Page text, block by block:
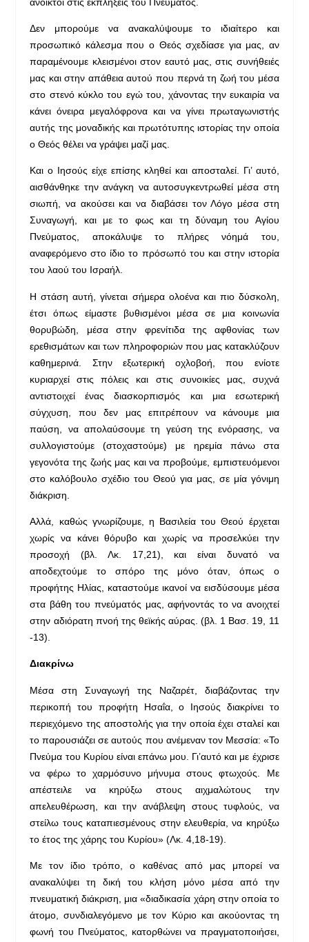
Δεν μπορούμε να ανακαλύψουμε το ιδιαίτερο και
προσωπικό κάλεσμα που ο Θεός σχεδίασε για μας, αν
παραμένουμε κλεισμένοι στον εαυτό μας, στις συνήθειές
μας και στην απάθεια αυτού που περνά τη ζωή του μέσα
στο στενό κύκλο του εγώ του, χάνοντας την ευκαιρία να
κάνει όνειρα μεγαλόφρονα και να γίνει πρωταγωνιστής
αυτής της μοναδικής και πρωτότυπης ιστορίας την οποία
ο Θεός θέλει να γράψει μαζί μας.
Και ο Ιησούς είχε επίσης κληθεί και αποσταλεί. Γι’ αυτό,
αισθάνθηκε την ανάγκη να αυτοσυγκεντρωθεί μέσα στη
σιωπή, να ακούσει και να διαβάσει τον Λόγο μέσα στη
Συναγωγή, και με το φως και τη δύναμη του Αγίου
Πνεύματος, αποκάλυψε το πλήρες νόημά του,
αναφερόμενο στο ίδιο το πρόσωπό του και στην ιστορία
του λαού του Ισραήλ.
Η στάση αυτή, γίνεται σήμερα ολοένα και πιο δύσκολη,
έτσι όπως είμαστε βυθισμένοι μέσα σε μια κοινωνία
θορυβώδη, μέσα στην φρενίτιδα της αφθονίας των
ερεθισμάτων και των πληροφοριών που μας κατακλύζουν
καθημερινά. Στην εξωτερική οχλοβοή, που ενίοτε
κυριαρχεί στις πόλεις και στις συνοικίες μας, συχνά
αντιστοιχεί ένας διασκορπισμός και μια εσωτερική
σύγχυση, που δεν μας επιτρέπουν να κάνουμε μια
παύση, να απολαύσουμε τη γεύση της ενόρασης, να
συλλογιστούμε (στοχαστούμε) με ηρεμία πάνω στα
γεγονότα της ζωής μας και να προβούμε, εμπιστευόμενοι
στο καλόβουλο σχέδιο του Θεού για μας, σε μία γόνιμη
διάκριση.
Αλλά, καθώς γνωρίζουμε, η Βασιλεία του Θεού έρχεται
χωρίς να κάνει θόρυβο και χωρίς να προσελκύει την
προσοχή (βλ. Λκ. 17,21), και είναι δυνατό να
αποδεχτούμε το σπόρο της μόνο όταν, όπως ο
προφήτης Ηλίας, καταστούμε ικανοί να εισδύσουμε μέσα
στα βάθη του πνεύματός μας, αφήνοντάς το να ανοιχτεί
στην αδιόρατη πνοή της θεϊκής αύρας. (βλ. 1 Βασ. 19, 11
-13).
Διακρίνω
Μέσα στη Συναγωγή της Ναζαρέτ, διαβάζοντας την
περικοπή του προφήτη Ησαΐα, ο Ιησούς διακρίνει το
περιεχόμενο της αποστολής για την οποία έχει σταλεί και
το παρουσιάζει σε αυτούς που ανέμεναν τον Μεσσία: «Το
Πνεύμα του Κυρίου είναι επάνω μου. Γι’αυτό και με έχρισε
να φέρω το χαρμόσυνο μήνυμα στους φτωχούς. Με
απέστειλε να κηρύξω στους αιχμαλώτους την
απελευθέρωση, και την ανάβλεψη στους τυφλούς, να
στείλω τους καταπιεσμένους στην ελευθερία, να κηρύξω
το έτος της χάρης του Κυρίου» (Λκ. 4,18-19).
Με τον ίδιο τρόπο, ο καθένας από μας μπορεί να
ανακαλύψει τη δική του κλήση μόνο μέσα από την
πνευματική διάκριση, μια «διαδικασία χάρη στην οποία το
άτομο, συνδιαλεγόμενο με τον Κύριο και ακούοντας τη
φωνή του Πνεύματος, κατορθώνει να πραγματοποιήσει,